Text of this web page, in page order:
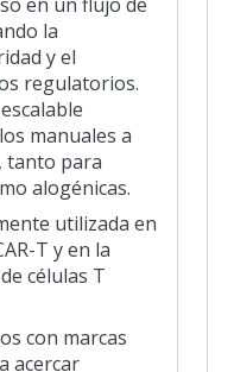
la
y el
regulatorios.
manuales a
tanto para
alogénicas.
utilizada en
T y en la
células T
con marcas
acercar